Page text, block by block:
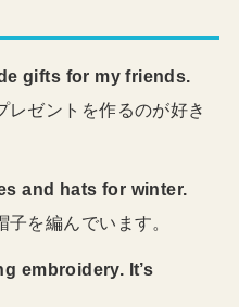
gifts for my friends.
ゼントを作るのが好き
and hats for winter.
を編んでいます。
embroidery. It’s